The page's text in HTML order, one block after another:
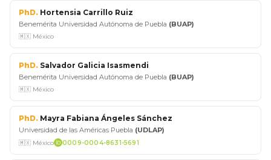
PhD. Hortensia Carrillo Ruiz
Benemérita Universidad Autónoma de Puebla (BUAP)
🇲🇽 México
PhD. Salvador Galicia Isasmendi
Benemérita Universidad Autónoma de Puebla (BUAP)
🇲🇽 México
PhD. Mayra Fabiana Ángeles Sánchez
Universidad de las Américas Puebla (UDLAP)
🇲🇽 México 0009-0004-8631-5691